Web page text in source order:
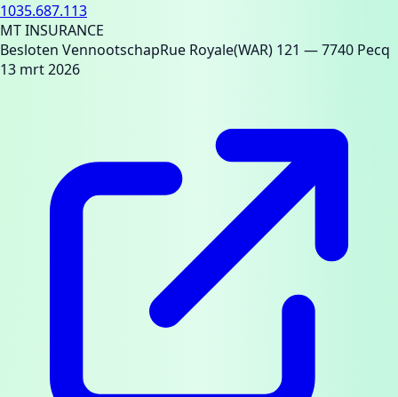
1035.687.113
MT INSURANCE
Besloten VennootschapRue Royale(WAR) 121 — 7740 Pecq
13 mrt 2026